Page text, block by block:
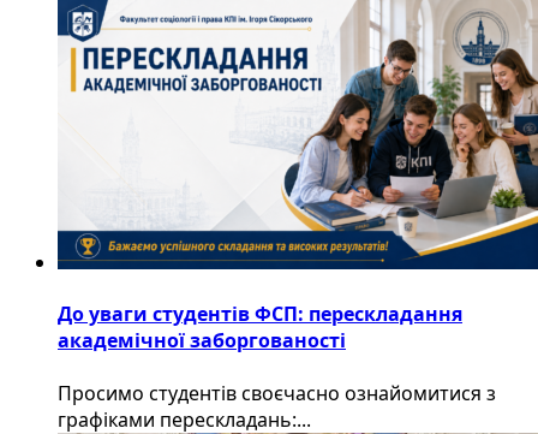
До уваги студентів ФСП: перескладання
академічної заборгованості
Просимо студентів своєчасно ознайомитися з
графіками перескладань:...